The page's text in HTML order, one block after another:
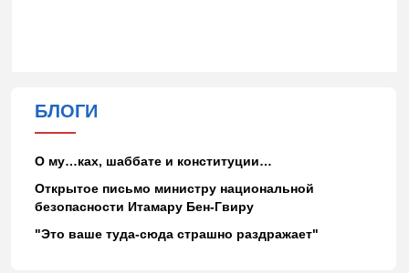
БЛОГИ
О му…ках, шаббате и конституции…
Открытое письмо министру национальной
безопасности Итамару Бен-Гвиру
"Это ваше туда-сюда страшно раздражает"